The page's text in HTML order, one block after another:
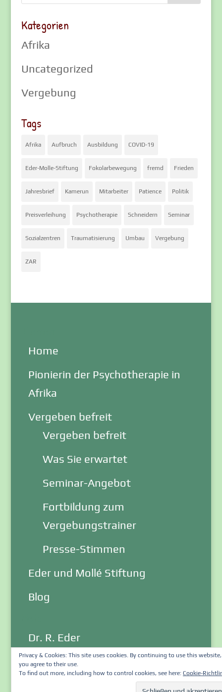
Privacy & Cookies: This site uses cookies. By continuing to use this website,
you agree to their use.
To find out more, including how to control cookies, see here: Cookie-
Kategorien
Afrika
Uncategorized
Vergebung
Tags
Afrika Aufbruch Ausbildung COVID-19
Eder-Molle-Stiftung Fokolarbewegung fremd Frieden
Jahresbrief Kamerun Mitarbeiter Patience Politik
Preisverleihung Psychotherapie Schneidern Seminar
Sozialzentren Traumatisierung Umbau Vergebung
ZAR
Home
Pionierin der Psychotherapie in
Afrika
Vergeben befreit
Vergeben befreit
Was Sie erwartet
Seminar-Angebot
Fortbildung zum
Vergebungstrainer
Presse-Stimmen
Eder und Mollé Stiftung
Blog
Dr. R. Eder
Impressum